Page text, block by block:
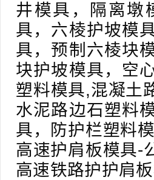
井模具，隔离墩
具，六棱护坡模
具，预制六棱块
块护坡模具，空
塑料模具,混凝土
水泥路边石塑料
具，防护栏塑料
高速护肩板模具-
高速铁路护护肩